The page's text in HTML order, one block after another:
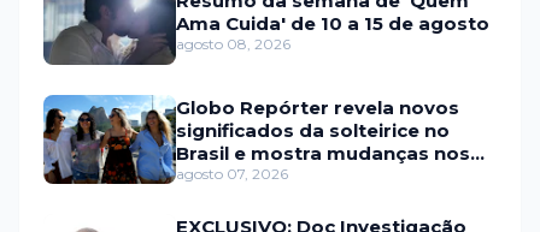
Ama Cuida' de 10 a 15 de agosto
agosto 08, 2026
Globo Repórter revela novos
significados da solteirice no
Brasil e mostra mudanças nos
relacionamentos
agosto 07, 2026
EXCLUSIVO: Doc Investigação